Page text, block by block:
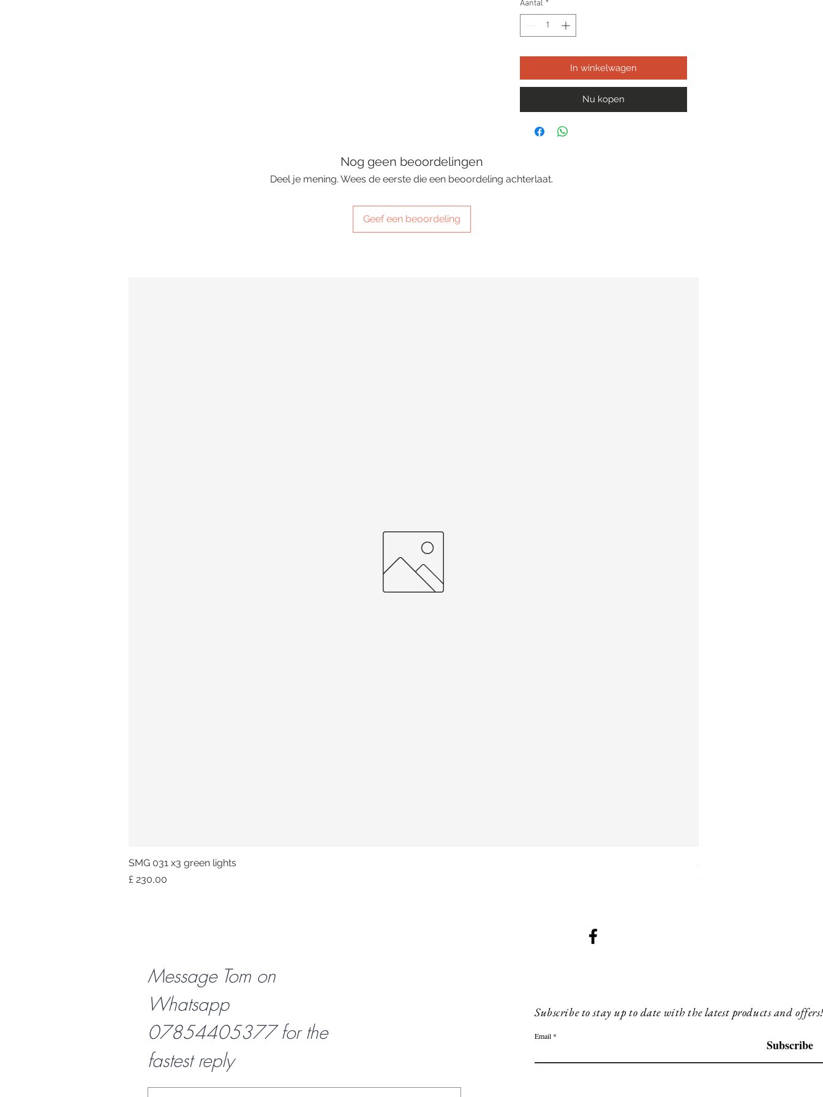
Aantal *
In winkelwagen
Nu kopen
Nog geen beoordelingen
Deel je mening. Wees de eerste die een beoordeling achterlaat.
Geef een beoordeling
SMG 031 x3 green lights
Prijs
£ 230,00
SMG 025 black with blue
Prijs
£ 260,00
Message Tom on
Whatsapp
07854405377 for the
fastest reply
Subscribe to stay up to date with the latest products and
Email
Subscribe